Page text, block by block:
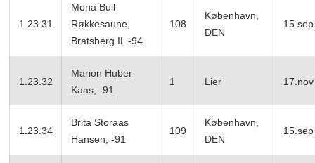
1.23.31
Mona Bull
Røkkesaune,
Bratsberg IL -94
108
København,
DEN
15.sep
1.23.32
Marion Huber
Kaas, -91
1 Lier 17.nov
1.23.34
Brita Storaas
Hansen, -91
109
København,
DEN
15.sep